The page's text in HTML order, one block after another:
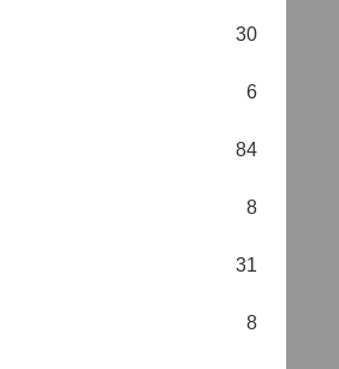
30
6
84
8
31
8